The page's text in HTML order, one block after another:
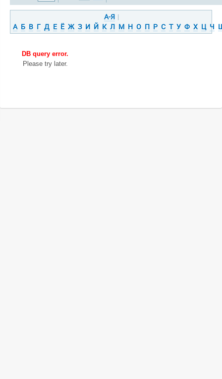
А-Я |
А Б В Г Д Е Ё Ж З И Й К Л М Н О П Р С Т У Ф Х Ц Ч
DB query error.
Please try later.